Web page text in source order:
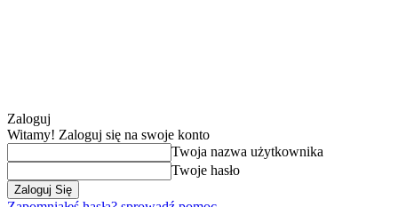
Zaloguj
Witamy! Zaloguj się na swoje konto
Twoja nazwa użytkownika
Twoje hasło